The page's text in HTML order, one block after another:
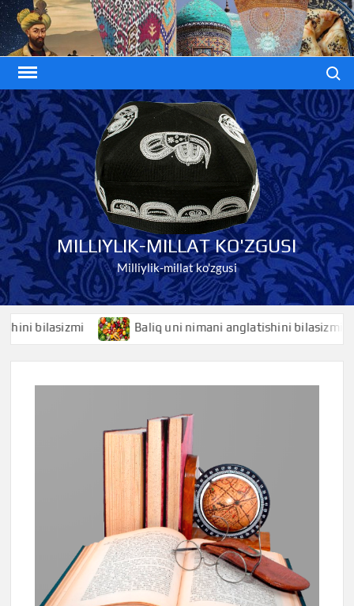
Skip
to
content
MILLIYLIK-MILLAT KO'ZGUSI
Milliylik-millat ko'zgusi
bilasizmi Baliq uni nimani anglatishini bilasizmi